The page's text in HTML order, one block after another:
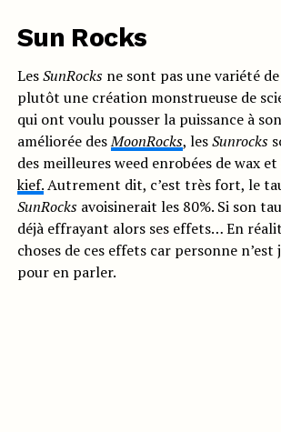
Sun Rocks
LesSunRocksne sont pas une variété de
plutôt une création monstrueuse de
qui ont voulu pousser la puissance à
améliorée desMoonRocks, lesSunrocks
des meilleures weed enrobées de wax
kief.Autrement dit, c’est très fort, le
SunRocksavoisinerait les 80%. Si son
déjà effrayant alors ses effets… En
choses de ces effets car personne n’est
pour en parler.